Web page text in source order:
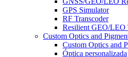
GPS Simulator
RF Transcoder
Resilient GEO/LEO
Custom Optics and
Custom Optics and
Óptica personalizada